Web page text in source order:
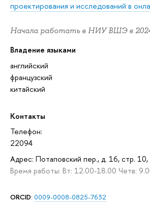
проектирования и исследований в
Начала работать в НИУ ВШЭ в
Владение языками
английский
французский
китайский
Контакты
Телефон:
22094
Адрес: Потаповский пер., д. 16, стр. 10,
Время работы: Вт: 12.00-18.00 Четв:
ORCID: 0009-0008-0825-7632